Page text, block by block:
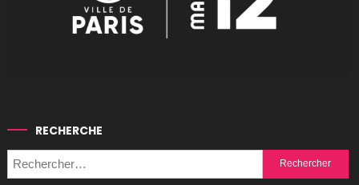
RECHERCHE
Rechercher :